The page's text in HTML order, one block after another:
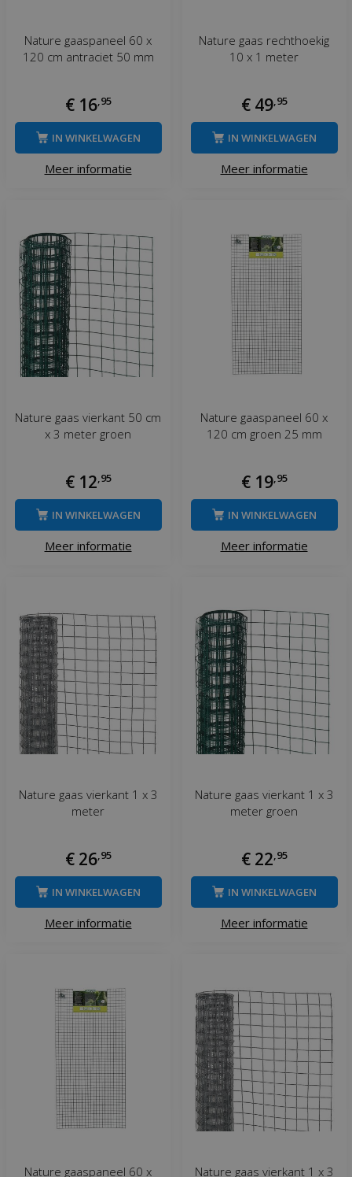
Nature gaaspaneel 60 x
120 cm antraciet 50 mm
€ 16 95
Meer informatie
IN WINKELWAGEN
Nature gaas rechthoekig
10 x 1 meter
€ 49, 95
Meer informatie
IN WINKELWAGEN
Nature gaas vierkant 50 cm
x 3 meter groen
€ 12 95
Meer informatie
IN WINKELWAGEN
Nature gaaspaneel 60 x
120 cm groen 25 mm
€ 19, 95
Meer informatie
IN WINKELWAGEN
Nature gaas vierkant 1 x 3
meter
€ 26 95
Meer informatie
IN WINKELWAGEN
Nature gaas vierkant 1 x 3
meter groen
€ 22 95
Meer informatie
IN WINKELWAGEN
Nature gaaspaneel 60 x Nature gaas vierkant 1 x 3